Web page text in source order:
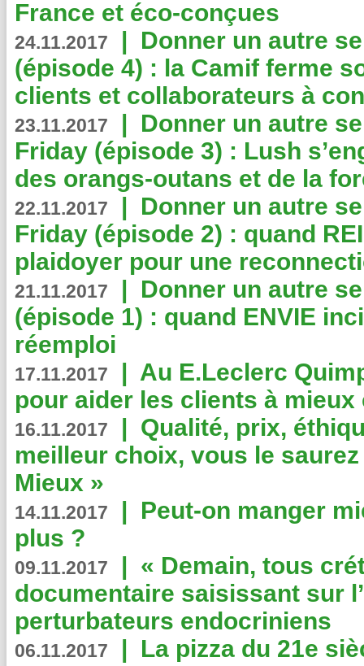
France et éco-conçues
24.11.2017 | Donner un autre
(épisode 4) : la Camif ferme
clients et collaborateurs à
23.11.2017 | Donner un autre
Friday (épisode 3) : Lush
des orangs-outans et de la
22.11.2017 | Donner un autre
Friday (épisode 2) : quand
plaidoyer pour une
21.11.2017 | Donner un autre
(épisode 1) : quand ENVIE
réemploi
17.11.2017 | Au E.Leclerc
pour aider les clients à
16.11.2017 | Qualité, prix,
meilleur choix, vous le
Mieux »
14.11.2017 | Peut-on manger
plus ?
09.11.2017 | « Demain, tous
documentaire saisissant sur
perturbateurs endocriniens
06.11.2017 | La pizza du 21e